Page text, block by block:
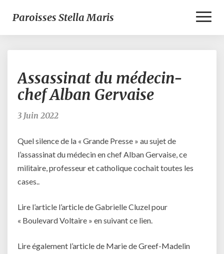
Paroisses Stella Maris
du
médecin-
chef
Assassinat du médecin-
chef Alban Gervaise
3 Juin 2022
Quel silence de la « Grande Presse » au sujet de
l’assassinat du médecin en chef Alban Gervaise, ce
militaire, professeur et catholique cochait toutes les
cases..
Lire l’article l’article de Gabrielle Cluzel pour
« Boulevard Voltaire » en suivant ce lien.
Lire également l’article de Marie de Greef-Madelin